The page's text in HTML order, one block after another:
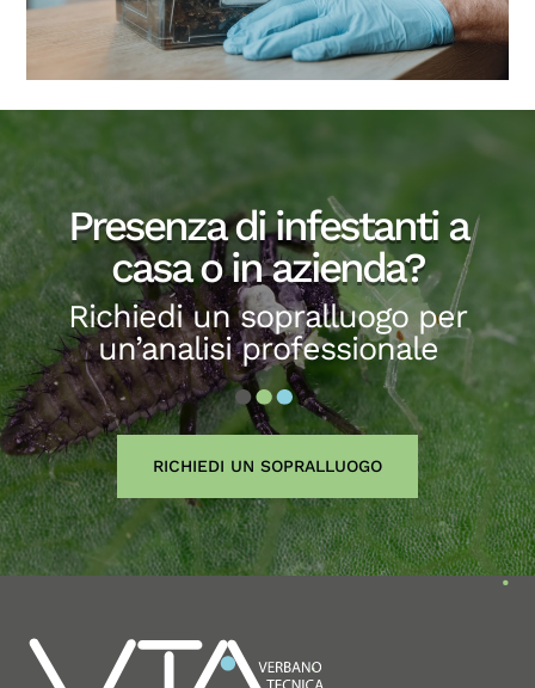
Presenza di infestanti a
casa o in azienda?
Richiedi un sopralluogo per
un’analisi professionale
RICHIEDI UN SOPRALLUOGO